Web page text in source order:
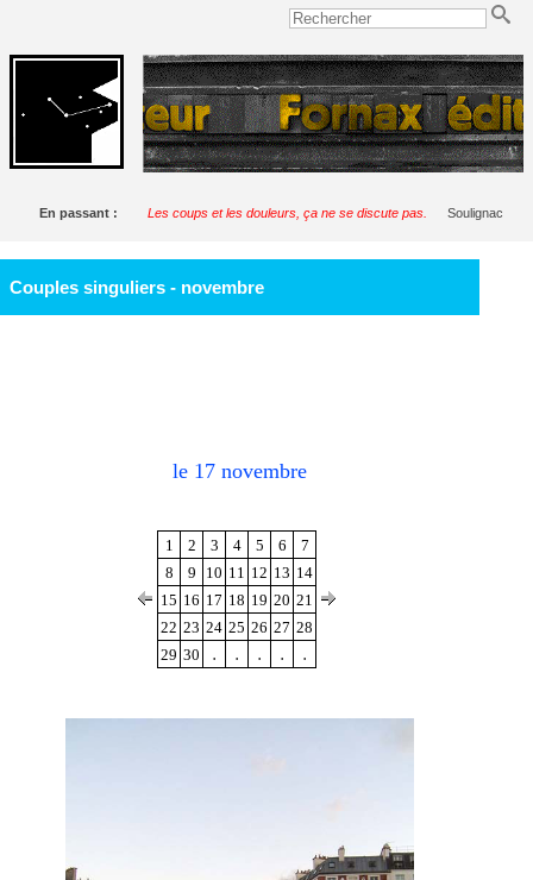
En passant : Les coups et les douleurs, ça ne se discute pas. Soulignac
Couples singuliers - novembre
le 17 novembre
1 2 3 4 5 6
7
8
9 10 11 12 13 14
15 16 17 18 19 20 21
22 23 24 25 26 27 28
29 30 . . . . .